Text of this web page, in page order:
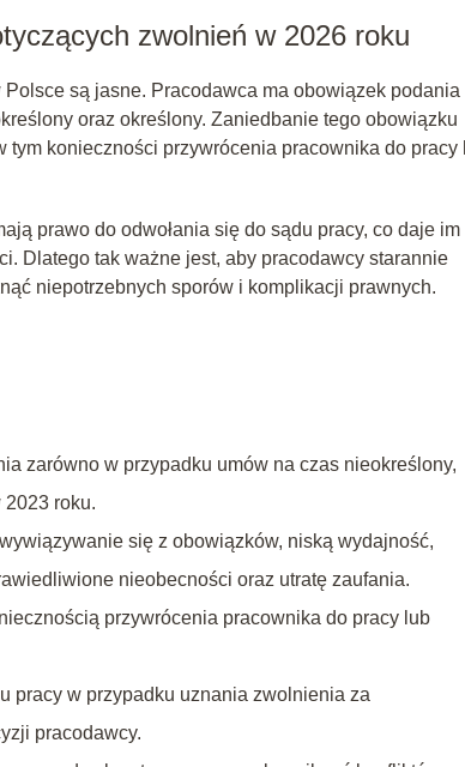
zwolnień w 2026 roku
są jasne. Pracodawca ma obowiązek podania
oraz określony. Zaniedbanie tego obowiązku
konieczności przywrócenia pracownika do pracy
prawo do odwołania się do sądu pracy, co daje im
Dlatego tak ważne jest, aby pracodawcy starannie
niepotrzebnych sporów i komplikacji prawnych.
zarówno w przypadku umów na czas nieokreślony,
roku.
się z obowiązków, niską wydajność,
nieobecności oraz utratę zaufania.
przywrócenia pracownika do pracy lub
pracy w przypadku uznania zwolnienia za
pracodawcy.